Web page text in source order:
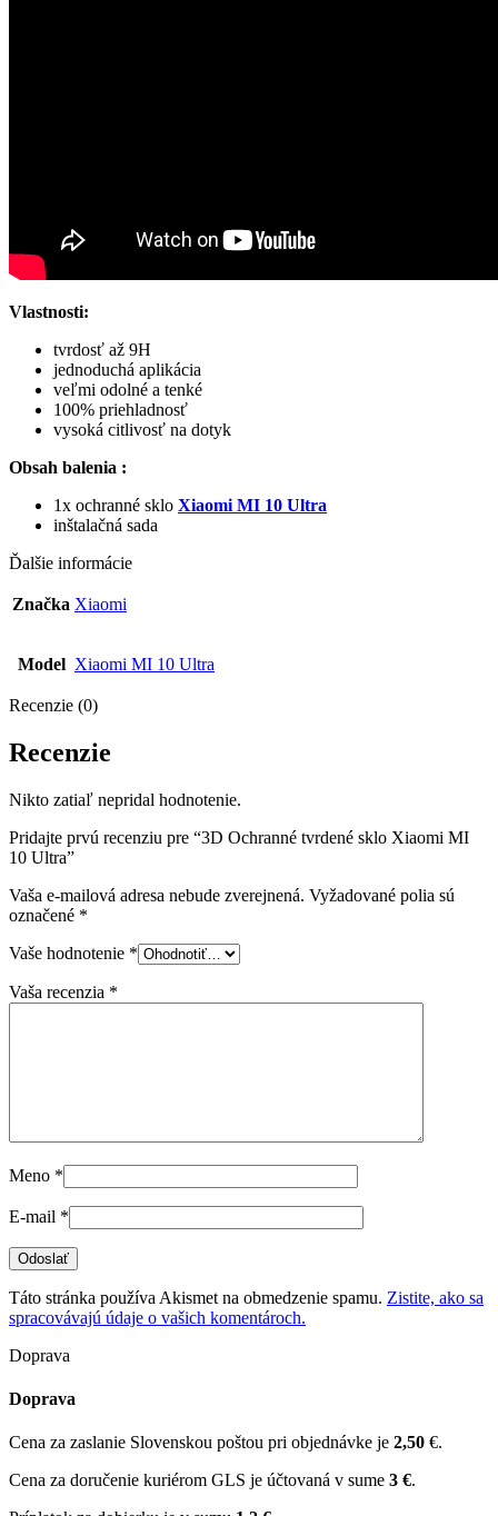
Vlastnosti:
tvrdosť až 9H
jednoduchá aplikácia
veľmi odolné a tenké
100% priehladnosť
vysoká citlivosť na dotyk
Obsah balenia :
1x ochranné sklo Xiaomi MI 10 Ultra
inštalačná sada
Ďalšie informácie
Značka Xiaomi
Model Xiaomi MI 10 Ultra
Recenzie (0)
Recenzie
Nikto zatiaľ nepridal hodnotenie.
Pridajte prvú recenziu pre “3D Ochranné tvrdené sklo Xiaomi MI
10 Ultra”
Vaša e-mailová adresa nebude zverejnená. Vyžadované polia sú
označené *
Vaše hodnotenie *
Vaša recenzia *
Meno *
E-mail *
Táto stránka používa Akismet na obmedzenie spamu. Zistite, ako sa
spracovávajú údaje o vašich komentároch.
Doprava
Doprava
Cena za zaslanie Slovenskou poštou pri objednávke je 2,50 €.
Cena za doručenie kuriérom GLS je účtovaná v sume 3 €.